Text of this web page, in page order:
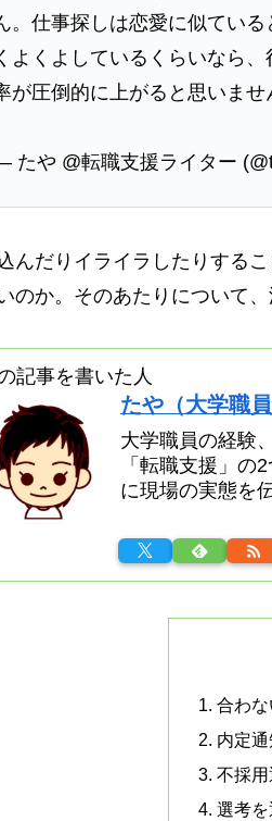
。仕事探しは恋愛に似てい
よくよしているくらいなら
が圧倒的に上がると思いませ
たや @転職支援ライター
んだりイライラしたりする
のか。そのあたりについて、
記事を書いた人
たや（大学職
大学職員の経験
「転職支援」の
に現場の実態を
合わ
内定
不採
選考